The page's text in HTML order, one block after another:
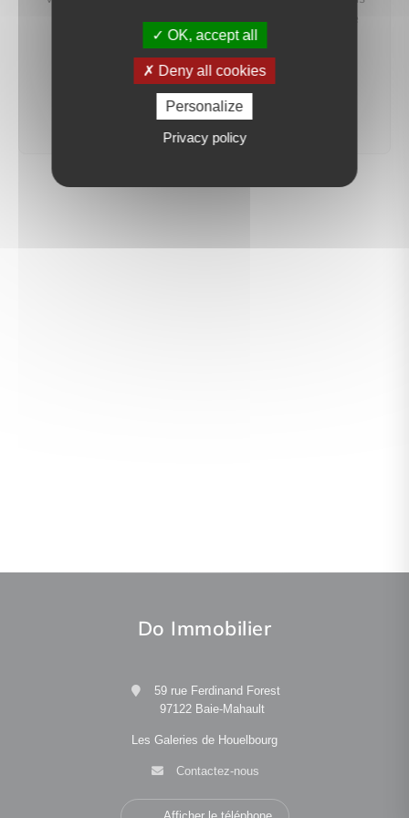
préviendrons dès qu'un bien correspondant à votre
recherche sera mis en ligne.
créer une alerte
Do Immobilier
59 rue Ferdinand Forest
97122 Baie-Mahault
Les Galeries de Houelbourg
Contactez-nous
OK, accept all
Deny all cookies
Personalize
Privacy policy